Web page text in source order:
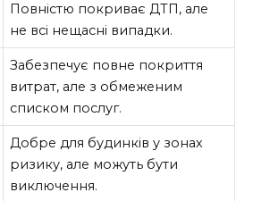
Повністю покриває ДТП, але
не всі нещасні випадки.
Забезпечує повне покриття
витрат, але з обмеженим
списком послуг.
Добре для будинків у зонах
ризику, але можуть бути
виключення.